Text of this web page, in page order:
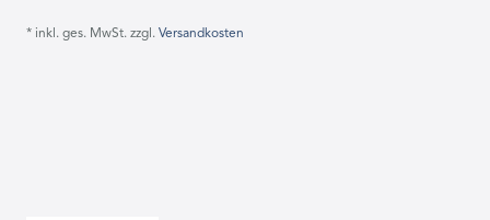
* inkl. ges. MwSt. zzgl. Versandkosten